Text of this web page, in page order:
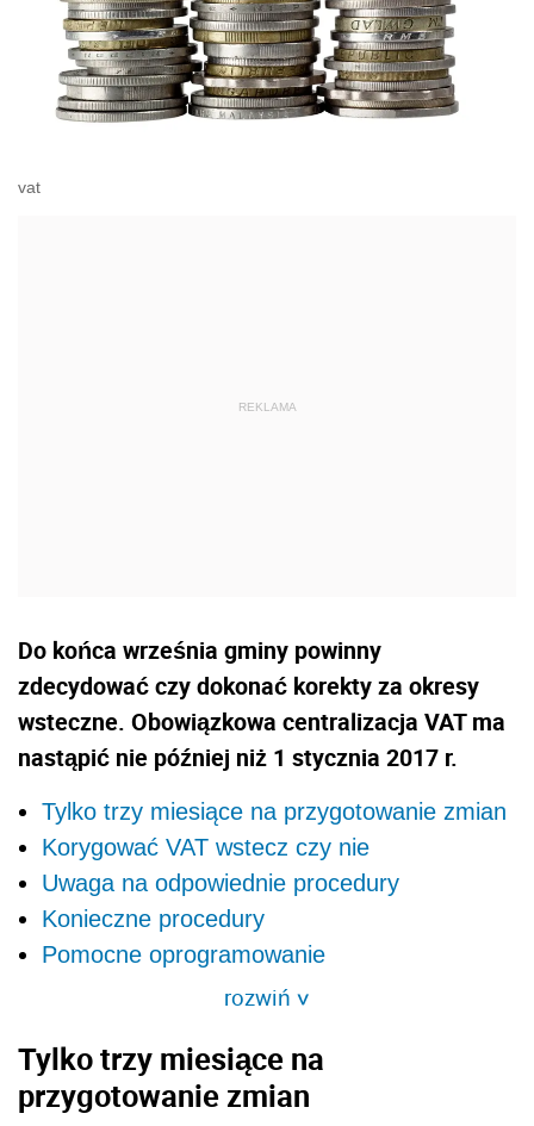
vat
Do końca września gminy powinny
zdecydować czy dokonać korekty za okresy
wsteczne. Obowiązkowa centralizacja VAT ma
nastąpić nie później niż 1 stycznia 2017 r.
Tylko trzy miesiące na przygotowanie zmian
Korygować VAT wstecz czy nie
Uwaga na odpowiednie procedury
Konieczne procedury
Pomocne oprogramowanie
rozwiń>
Tylko trzy miesiące na
przygotowanie zmian